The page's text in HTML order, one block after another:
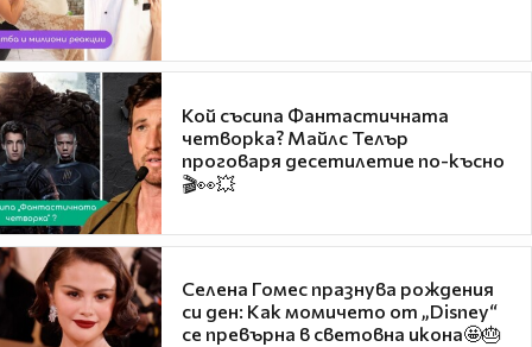
Кой съсипа Фантастичната
четворка? Майлс Телър
проговаря десетилетие по-късно
🎬👀💥
Селена Гомес празнува рождения
си ден: Как момичето от „Disney“
се превърна в световна икона🤩🎂